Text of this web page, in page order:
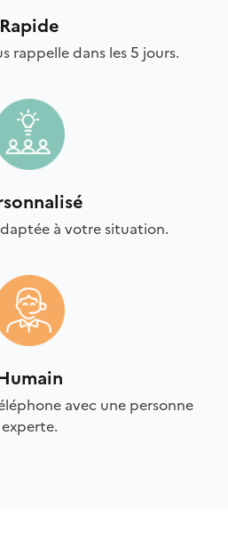
Rapide
rappelle dans les 5 jours.
à votre situation.
avec une personne
experte.